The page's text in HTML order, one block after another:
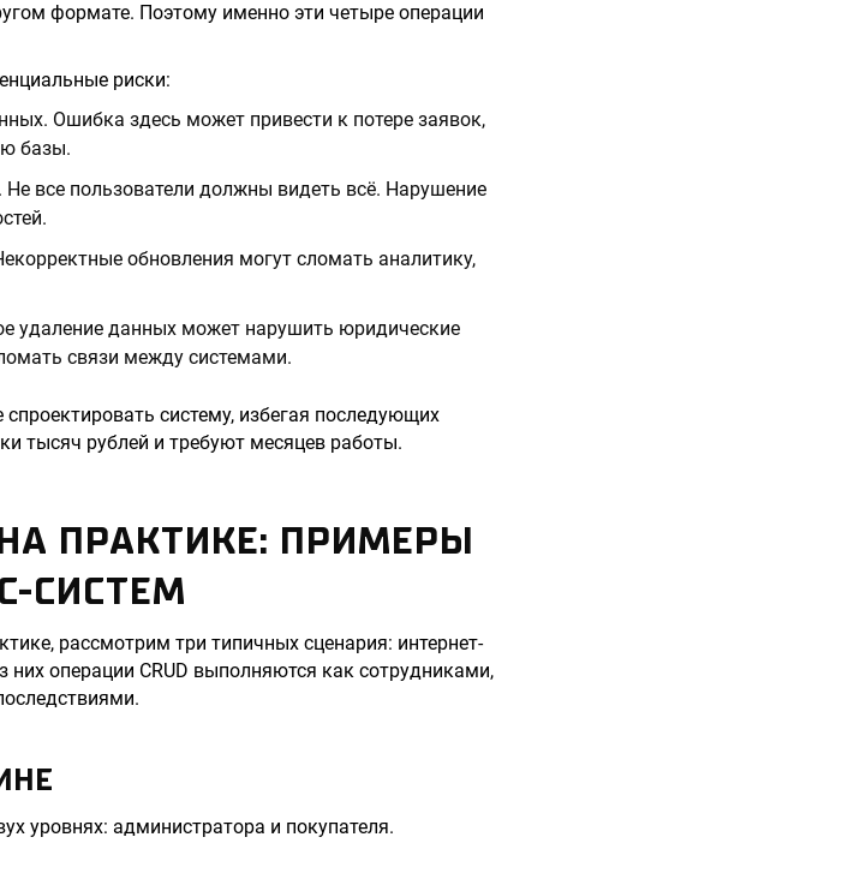
формате. Поэтому именно эти четыре операции
риски:
Ошибка здесь может привести к потере заявок,
базы.
все пользователи должны видеть всё. Нарушение
обновления могут сломать аналитику,
удаление данных может нарушить юридические
связи между системами.
систему, избегая последующих
тысяч рублей и требуют месяцев работы.
НА ПРАКТИКЕ: ПРИМЕРЫ
СИСТЕМ
рассмотрим три типичных сценария: интернет-
операции CRUD выполняются как сотрудниками,
уровнях: администратора и покупателя.